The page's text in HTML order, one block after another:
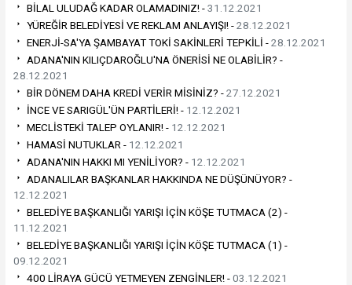
BİLAL ULUDAĞ KADAR OLAMADINIZ! -31.12.2021
YÜREĞİR BELEDİYESİ VE REKLAM ANLAYIŞI! -28.12.2021
ENERJİ-SA'YA ŞAMBAYAT TOKİ SAKİNLERİ TEPKİLİ -28.12.2021
ADANA'NIN KILIÇDAROĞLU'NA ÖNERİSİ NE OLABİLİR? -
28.12.2021
BİR DÖNEM DAHA KREDİ VERİR MİSİNİZ? -27.12.2021
İNCE VE SARIGÜL'ÜN PARTİLERİ! - 12.12.2021
MECLİSTEKİ TALEP OYLANIR! - 12.12.2021
HAMASİ NUTUKLAR - 12.12.2021
ADANA'NIN HAKKI MI YENİLİYOR? - 12.12.2021
ADANALILAR BAŞKANLAR HAKKINDA NE DÜŞÜNÜYOR? -
12.12.2021
BELEDİYE BAŞKANLIĞI YARIŞI İÇİN KÖŞE TUTMACA (2) -
11.12.2021
BELEDİYE BAŞKANLIĞI YARIŞI İÇİN KÖŞE TUTMACA (1) -
09.12.2021
400 LİRAYA GÜCÜ YETMEYEN ZENGİNLER! -03.12.2021